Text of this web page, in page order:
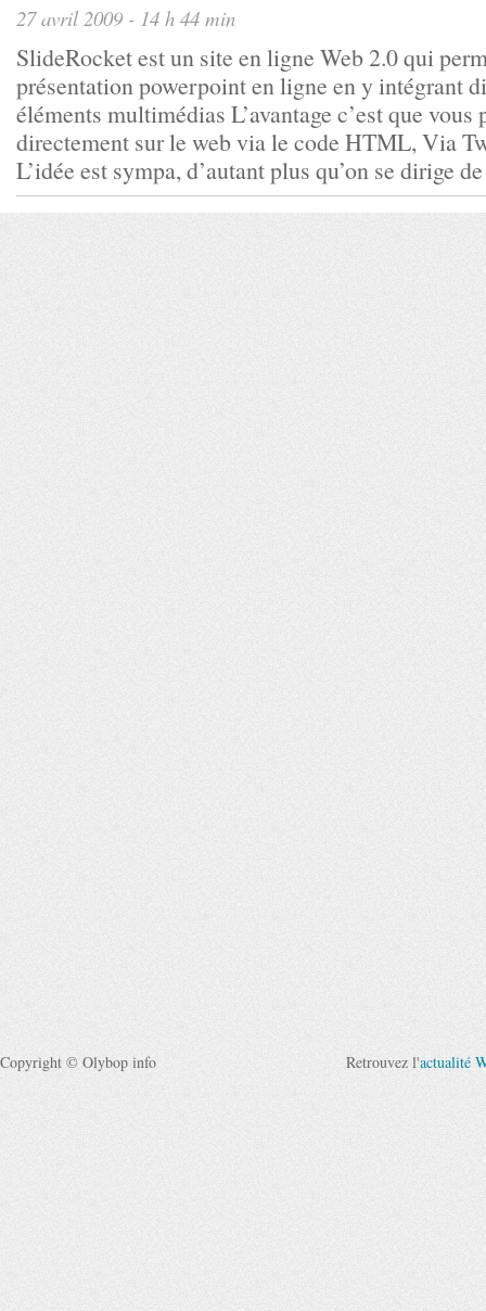
27 avril 2009 - 14 h 44 min
SlideRocket est un site en ligne Web 2.0 qui
présentation powerpoint en ligne en y intégrant
éléments multimédias L’avantage c’est que
directement sur le web via le code HTML, Via
L’idée est sympa, d’autant plus qu’on se dirige
Copyright © Olybop info Retrouvez l'actualité